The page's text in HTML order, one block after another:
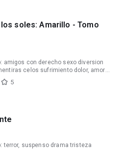
soles: Amarillo - Tomo
amigos con derecho sexo diversion
celos sufrimiento dolor, amor
5
terror, suspenso drama tristeza